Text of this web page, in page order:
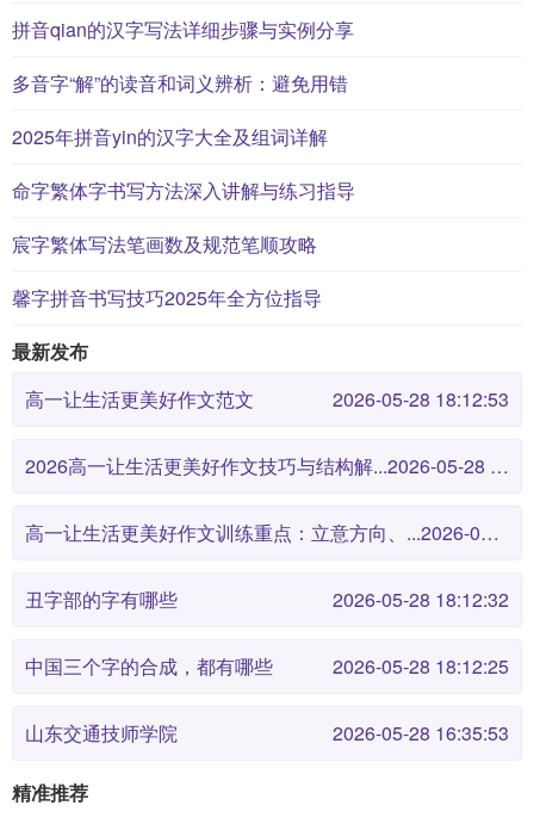
拼音qian的汉字写法详细步骤与实例分享
多音字“解”的读音和词义辨析：避免用错
2025年拼音yin的汉字大全及组词详解
命字繁体字书写方法深入讲解与练习指导
宸字繁体写法笔画数及规范笔顺攻略
馨字拼音书写技巧2025年全方位指导
最新发布
高一让生活更美好作文范文
2026-05-28 18:12:53
2026高一让生活更美好作文技巧与结构解... 2026-05-28 18:12:46
高一让生活更美好作文训练重点：立意方向、... 2026-05-28 18:12:38
丑字部的字有哪些 2026-05-28 18:12:32
中国三个字的合成，都有哪些 2026-05-28 18:12:25
山东交通技师学院 2026-05-28 16:35:53
精准推荐